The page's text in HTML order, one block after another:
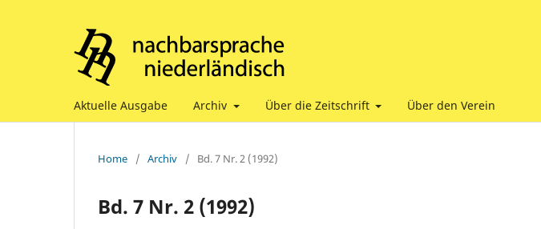
Aktuelle Ausgabe Archiv Über die Zeitschrift Über den Verein
Home / Archiv / Bd. 7 Nr. 2 (1992)
Bd. 7 Nr. 2 (1992)